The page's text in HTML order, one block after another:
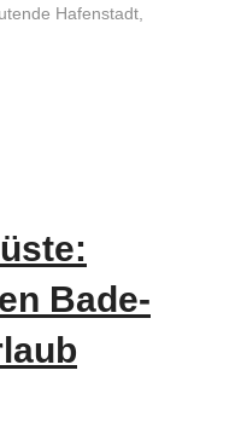
Hafenstadt,
Bade-